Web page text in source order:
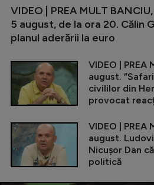
VIDEO | PREA MULT
5 august, de la ora 20. Călin
planul aderării la euro
VIDEO | PREA
august.
civililor din
provocat
VIDEO | PREA
august.
Nicușor Dan
politică